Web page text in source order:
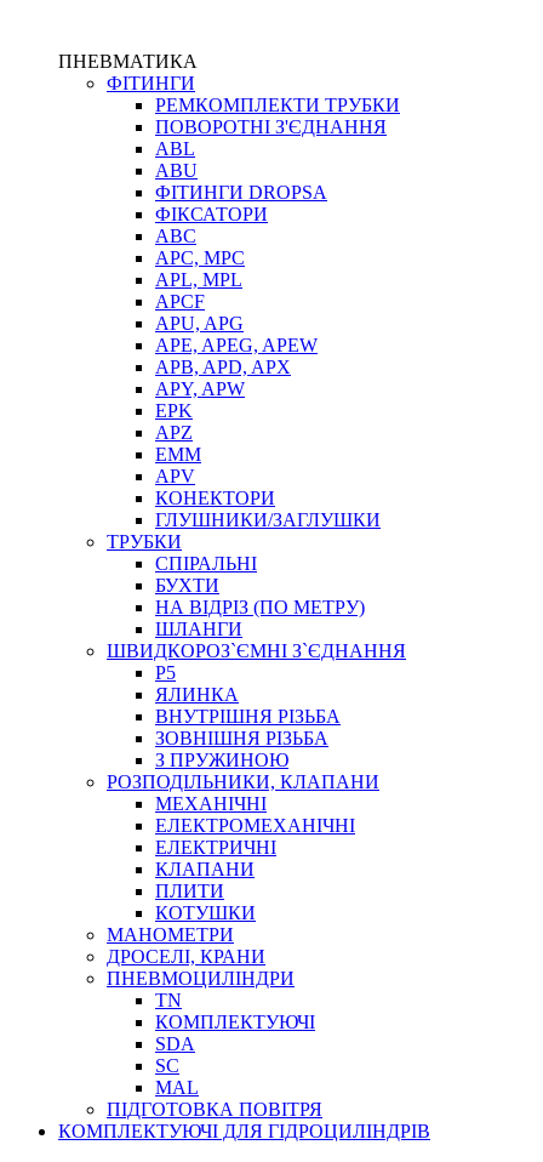
ПНЕВМАТИКА
ФІТИНГИ
РЕМКОМПЛЕКТИ ТРУБКИ
ПОВОРОТНІ З'ЄДНАННЯ
ABL
ABU
ФІТИНГИ DROPSA
ФІКСАТОРИ
ABC
APC, MPC
APL, MPL
APCF
APU, APG
APE, APEG, APEW
APB, APD, APX
APY, APW
EPK
APZ
EMM
APV
КОНЕКТОРИ
ГЛУШНИКИ/ЗАГЛУШКИ
ТРУБКИ
СПІРАЛЬНІ
БУХТИ
НА ВІДРІЗ (ПО МЕТРУ)
ШЛАНГИ
ШВИДКОРОЗ`ЄМНІ З`ЄДНАННЯ
P5
ЯЛИНКА
ВНУТРІШНЯ РІЗЬБА
ЗОВНІШНЯ РІЗЬБА
З ПРУЖИНОЮ
РОЗПОДІЛЬНИКИ, КЛАПАНИ
МЕХАНІЧНІ
ЕЛЕКТРОМЕХАНІЧНІ
ЕЛЕКТРИЧНІ
КЛАПАНИ
ПЛИТИ
КОТУШКИ
МАНОМЕТРИ
ДРОСЕЛІ, КРАНИ
ПНЕВМОЦИЛІНДРИ
TN
КОМПЛЕКТУЮЧІ
SDA
SC
MAL
ПІДГОТОВКА ПОВІТРЯ
КОМПЛЕКТУЮЧІ ДЛЯ ГІДРОЦИЛІНДРІВ